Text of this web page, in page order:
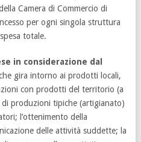
Camera di Commercio di
per ogni singola struttura
totale.
in considerazione dal
gira intorno ai prodotti locali,
con prodotti del territorio (a
di produzioni tipiche (artigianato)
l’ottenimento della
delle attività suddette; la